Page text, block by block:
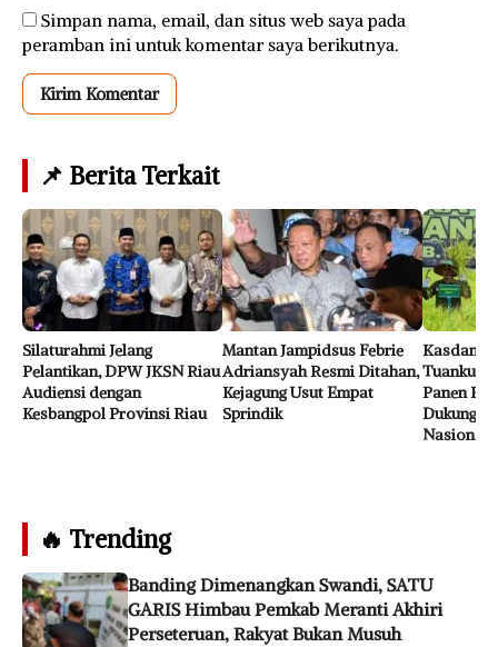
Simpan nama, email, dan situs web saya pada
peramban ini untuk komentar saya berikutnya.
📌 Berita Terkait
Silaturahmi Jelang
Pelantikan, DPW JKSN Riau
Audiensi dengan
Kesbangpol Provinsi Riau
Mantan Jampidsus Febrie
Adriansyah Resmi Ditahan,
Kejagung Usut Empat
Sprindik
Kasdam
Tuanku
Panen
Dukung
Nasional
🔥 Trending
Banding Dimenangkan Swandi, SATU
GARIS Himbau Pemkab Meranti Akhiri
Perseteruan, Rakyat Bukan Musuh